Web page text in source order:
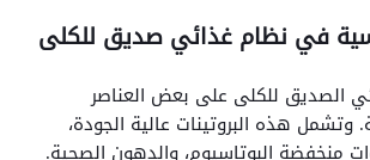
في نظام غذائي صديق للكلى
الصديق للكلى على بعض العناصر
وتشمل هذه البروتينات عالية الجودة،
منخفضة البوتاسيوم، والدهون الصحية.